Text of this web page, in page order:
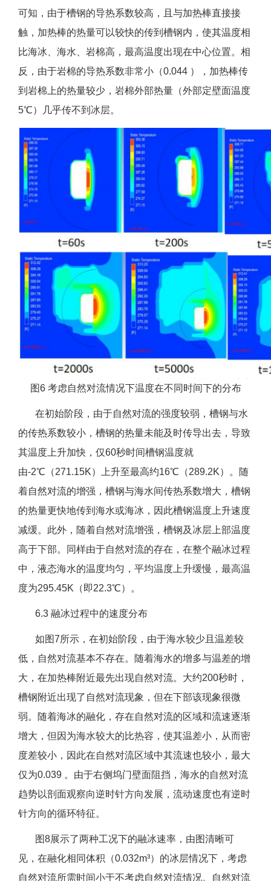
可知，由于槽钢的导热系数较高，且与加热棒直接接
触，加热棒的热量可以较快的传到槽钢内，使其温度相
比海冰、海水、岩棉高，最高温度出现在中心位置。相
反，由于岩棉的导热系数非常小（0.044 ），加热棒传
到岩棉上的热量较少，岩棉外部热量（外部定壁面温度
5℃）几乎传不到冰层。
图6 考虑自然对流情况下温度在不同时间下的分布
在初始阶段，由于自然对流的强度较弱，槽钢与水
的传热系数较小，槽钢的热量未能及时传导出去，导致
其温度上升加快，仅60秒时间槽钢温度就
由-2℃（271.15K）上升至最高约16℃（289.2K）。随
着自然对流的增强，槽钢与海水间传热系数增大，槽钢
的热量更快地传到海水或海冰，因此槽钢温度上升速度
减缓。此外，随着自然对流增强，槽钢及冰层上部温度
高于下部。同样由于自然对流的存在，在整个融冰过程
中，液态海水的温度均匀，平均温度上升缓慢，最高温
度为295.45K（即22.3℃）。
6.3 融冰过程中的速度分布
如图7所示，在初始阶段，由于海水较少且温差较
低，自然对流基本不存在。随着海水的增多与温差的增
大，在加热棒附近最先出现自然对流。大约200秒时，
槽钢附近出现了自然对流现象，但在下部该现象很微
弱。随着海冰的融化，存在自然对流的区域和流速逐渐
增大，但因为海水较大的比热容，使其温差小，从而密
度差较小，因此在自然对流区域中其流速也较小，最大
仅为0.039 。由于右侧坞门壁面阻挡，海水的自然对流
趋势以剖面观察向逆时针方向发展，流动速度也有逆时
针方向的循环特征。
图8展示了两种工况下的融冰速率，由图清晰可
见，在融化相同体积（0.032m³）的冰层情况下，考虑
自然对流所需时间小于不考虑自然对流情况。自然对流